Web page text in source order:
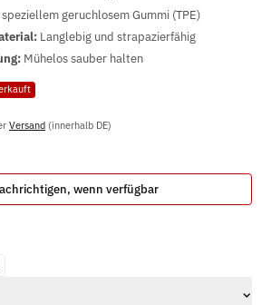
geruchlosem Gummi (TPE)
Langlebig und strapazierfähig
Mühelos sauber halten
Versand (innerhalb DE)
wenn verfügbar